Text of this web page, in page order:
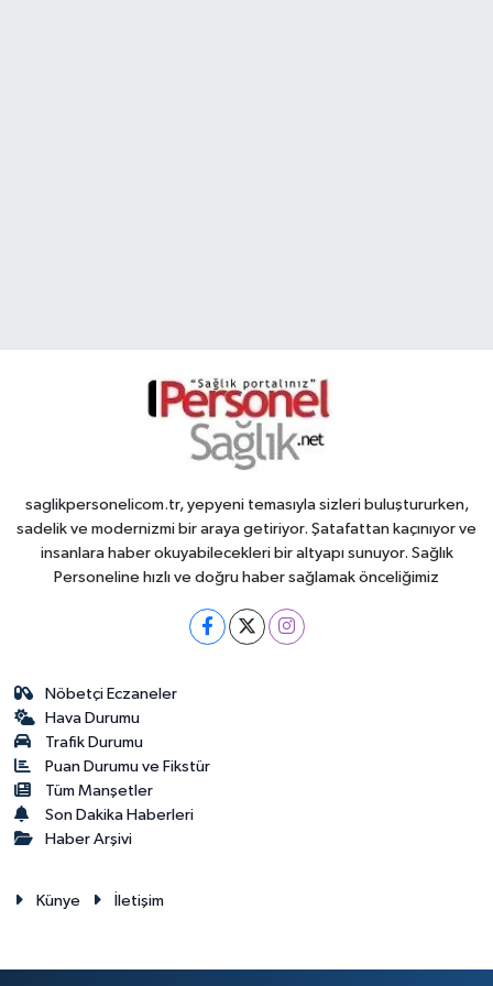
saglikpersonelicom.tr, yepyeni temasıyla sizleri buluştururken,
sadelik ve modernizmi bir araya getiriyor. Şatafattan kaçınıyor ve
insanlara haber okuyabilecekleri bir altyapı sunuyor. Sağlık
Personeline hızlı ve doğru haber sağlamak önceliğimiz
Nöbetçi Eczaneler
Hava Durumu
Trafik Durumu
Puan Durumu ve Fikstür
Tüm Manşetler
Son Dakika Haberleri
Haber Arşivi
Künye İletişim